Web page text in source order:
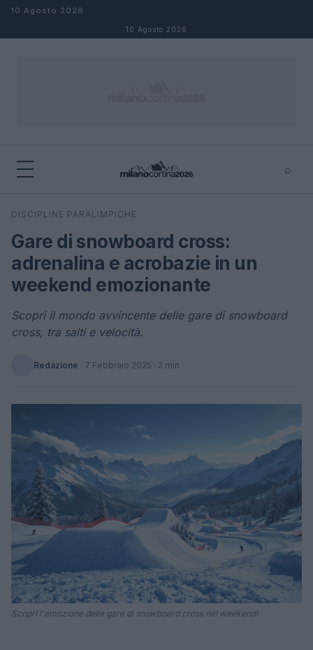
Salta al contenuto
10 Agosto 2026
10 Agosto 2026
⌕
Cerca
DISCIPLINE PARALIMPICHE
Gare di snowboard cross:
adrenalina e acrobazie in un
weekend emozionante
Scopri il mondo avvincente delle gare di snowboard
cross, tra salti e velocità.
Redazione · 7 Febbraio 2025 · 2 min
Scopri l'emozione delle gare di snowboard cross nel weekend!